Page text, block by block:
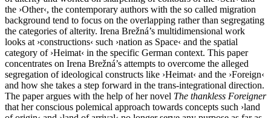
the ›Other‹, the contemporary authors with the so called migration
background tend to focus on the overlapping rather than segregating
the categories of alterity. Irena Brežná’s multidimensional work
looks at ›constructions‹ such ›nation as Space‹ and the spatial
category of ›Heimat‹ in the specific German context. This paper
concentrates on Irena Brežná’s attempts to overcome the alleged
segregation of ideological constructs like ›Heimat‹ and the ›Foreign‹
and how she takes a step forward in the trans-integrational direction.
The paper argues with the help of her novel The thankless Foreigner
that her conscious polemical approach towards concepts such ›land